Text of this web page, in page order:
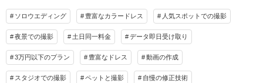
ソロウエディング 豊富なカラードレス 人気スポットでの撮影
夜景での撮影 土日同一料金 データ即日受け取り
3万円以下のプラン 豊富なドレス 動画の作成
スタジオでの撮影 ペットと撮影 自慢の修正技術